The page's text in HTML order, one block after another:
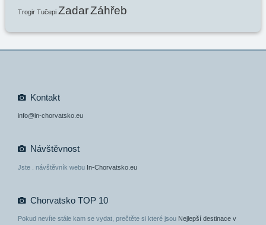
Trogir Tučepi ZadarZáhřeb
Kontakt
info@in-chorvatsko.eu
Návštěvnost
Jste . návštěvník webu In-Chorvatsko.eu
Chorvatsko TOP 10
Pokud nevíte stále kam se vydat, prečtěte si které jsou Nejlepší destinace v